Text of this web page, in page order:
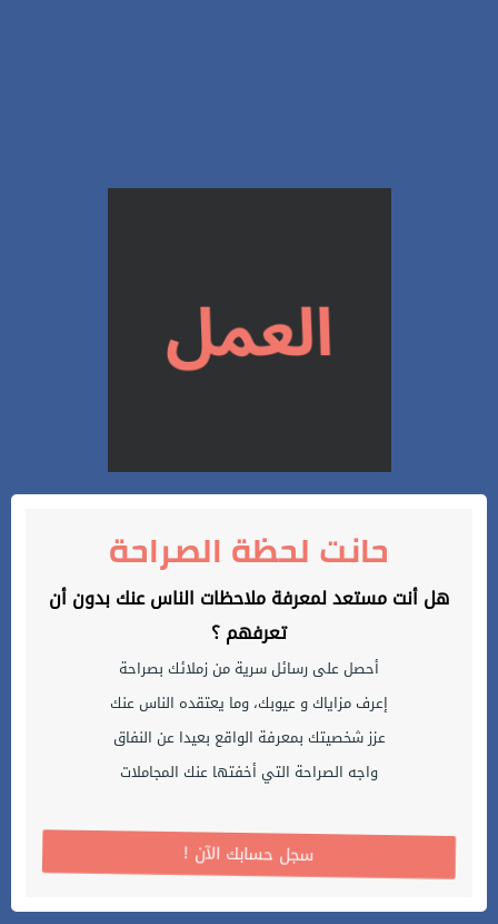
حانت لحظة الصراحة
هل أنت مستعد لمعرفة ملاحظات الناس عنك بدون أن
تعرفهم ؟
أحصل على رسائل سرية من زملائك بصراحة
إعرف مزاياك و عيوبك، وما يعتقده الناس عنك
عزز شخصيتك بمعرفة الواقع بعيدا عن النفاق
واجه الصراحة التي أخفتها عنك المجاملات
! سجل حسابك الآن